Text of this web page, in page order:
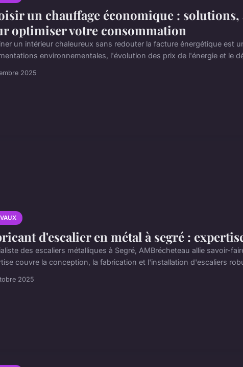
un chauffage économique :
optimiser votre consommation
un intérieur chaleureux sans redouter la facture énergétique est
environnementales, l'évolution des prix de l'énergie et le
2025
d'escalier en métal à segré :
des escaliers métalliques à Segré, AMBrécheteau allie savoir-
couvre la conception, la fabrication et l'installation d'escaliers
2025